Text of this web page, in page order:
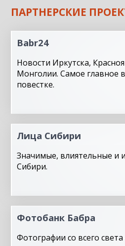
ПАРТНЕРСКИЕ
Babr24
Новости Иркутска,
Монголии. Самое главное
повестке.
Лица Сибири
Значимые, влиятельные и
Сибири.
Фотобанк Бабра
Фотографии со всего